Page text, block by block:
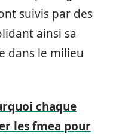
suivis par des
ainsi sa
dans le milieu
chaque
les fmea pour